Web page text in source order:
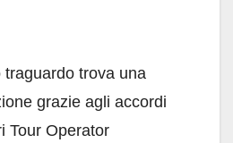
trova una
grazie agli accordi
Tour Operator